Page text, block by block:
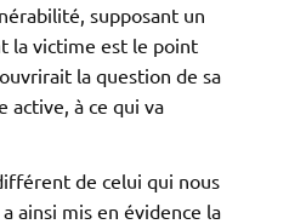
supposant un
la victime est le point
la question de sa
active, à ce qui va
de celui qui nous
ainsi mis en évidence la